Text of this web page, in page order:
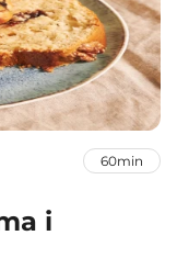
60min
i